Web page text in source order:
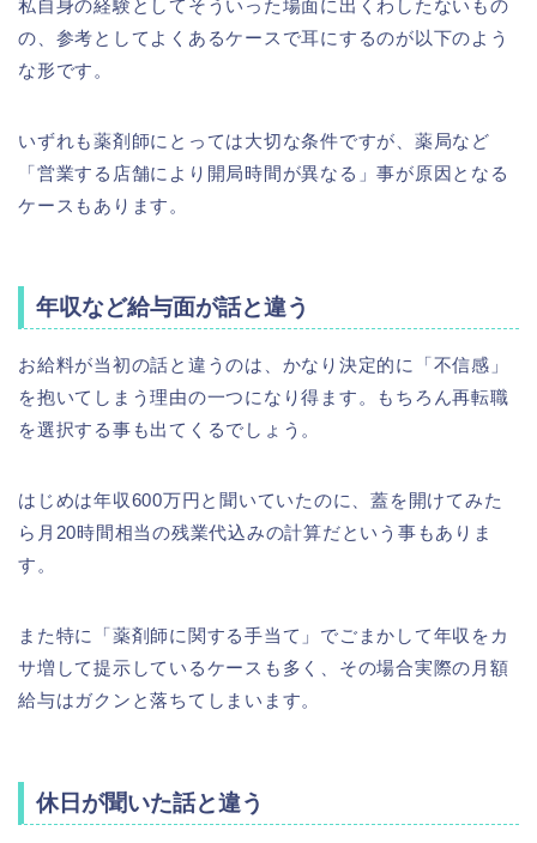
私自身の経験としてそういった場面に出くわしたないもの
の、参考としてよくあるケースで耳にするのが以下のよう
な形です。
いずれも薬剤師にとっては大切な条件ですが、薬局など
「営業する店舗により開局時間が異なる」事が原因となる
ケースもあります。
年収など給与面が話と違う
お給料が当初の話と違うのは、かなり決定的に「不信感」
を抱いてしまう理由の一つになり得ます。もちろん再転職
を選択する事も出てくるでしょう。
はじめは年収600万円と聞いていたのに、蓋を開けてみた
ら月20時間相当の残業代込みの計算だという事もありま
す。
また特に「薬剤師に関する手当て」でごまかして年収をカ
サ増して提示しているケースも多く、その場合実際の月額
給与はガクンと落ちてしまいます。
休日が聞いた話と違う